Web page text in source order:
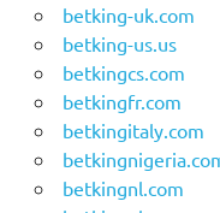
betking-uk.com
betking-us.us
betkingcs.com
betkingfr.com
betkingitaly.com
betkingnl.com